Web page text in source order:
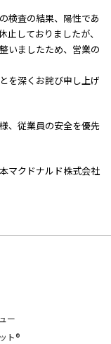
検査の結果、陽性であ
止しておりましたが、
いましたため、営業の
を深くお詫び申し上げ
、従業員の安全を優先
マクドナルド株式会社
ー
ト®